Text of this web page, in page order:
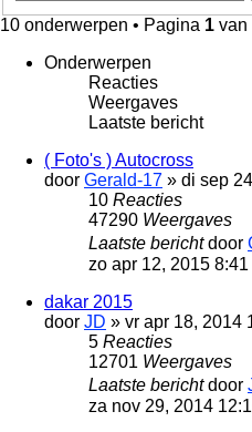
10 onderwerpen • Pagina 1 van
Onderwerpen
Reacties
Weergaves
Laatste bericht
( Foto's ) Autocross
door Gerald-17 » di sep
10 Reacties
47290 Weergaves
Laatste berichtdoor
zo apr 12, 2015 8:41
dakar 2015
door JD » vr apr 18, 2014
5 Reacties
12701 Weergaves
Laatste berichtdoor
za nov 29, 2014